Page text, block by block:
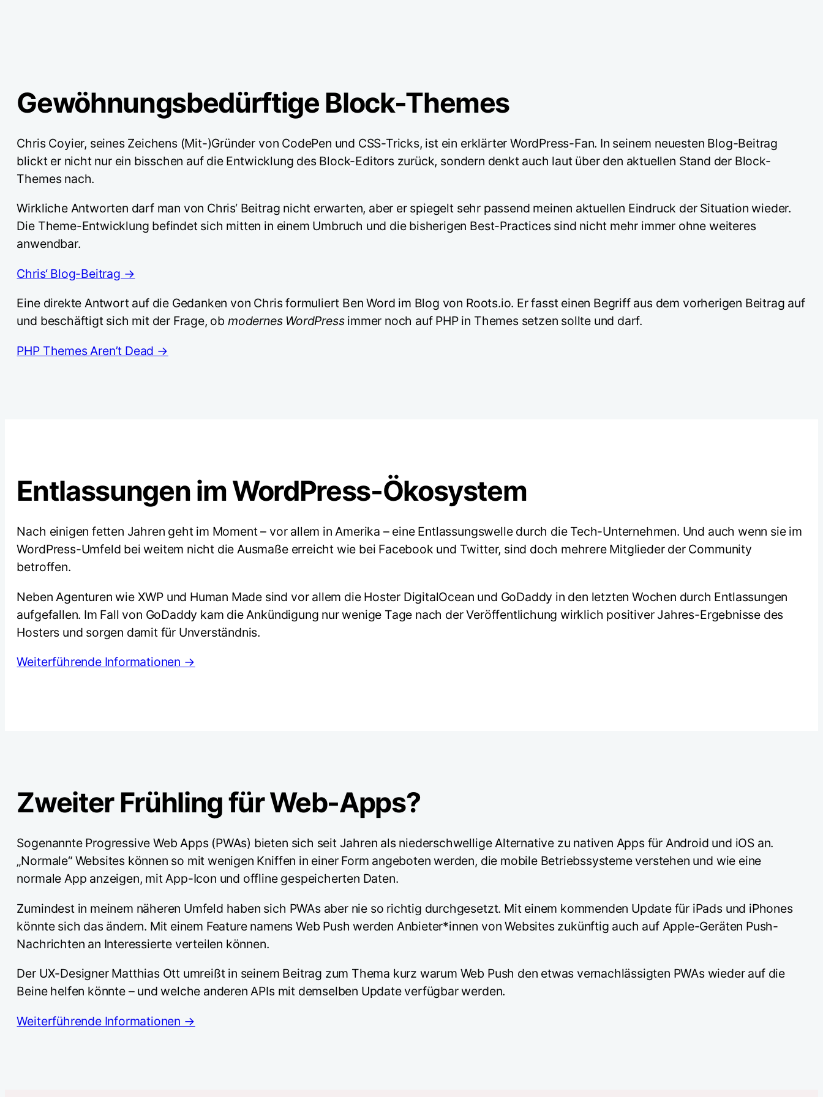
Gewöhnungsbedürftige Block-Themes
Chris Coyier, seines Zeichens (Mit-)Gründer von CodePen und CSS-Tricks, ist ein erklärter WordPress-Fan. In seinem neuesten Blog-Beitrag
blickt er nicht nur ein bisschen auf die Entwicklung des Block-Editors zurück, sondern denkt auch laut über den aktuellen Stand der Block-
Themes nach.
Wirkliche Antworten darf man von Chris‘ Beitrag nicht erwarten, aber er spiegelt sehr passend meinen aktuellen Eindruck der Situation wieder.
Die Theme-Entwicklung befindet sich mitten in einem Umbruch und die bisherigen Best-Practices sind nicht mehr immer ohne weiteres
anwendbar.
Chris‘ Blog-Beitrag →
Eine direkte Antwort auf die Gedanken von Chris formuliert Ben Word im Blog von Roots.io. Er fasst einen Begriff aus dem vorherigen Beitrag auf
und beschäftigt sich mit der Frage, ob modernes WordPressimmer noch auf PHP in Themes setzen sollte und darf.
PHP Themes Aren’t Dead →
Entlassungen im WordPress-Ökosystem
Nach einigen fetten Jahren geht im Moment – vor allem in Amerika – eine Entlassungswelle durch die Tech-Unternehmen. Und auch wenn sie im
WordPress-Umfeld bei weitem nicht die Ausmaße erreicht wie bei Facebook und Twitter, sind doch mehrere Mitglieder der Community
betroffen.
Neben Agenturen wie XWP und Human Made sind vor allem die Hoster DigitalOcean und GoDaddy in den letzten Wochen durch Entlassungen
aufgefallen. Im Fall von GoDaddy kam die Ankündigung nur wenige Tage nach der Veröffentlichung wirklich positiver Jahres-Ergebnisse des
Hosters und sorgen damit für Unverständnis.
Weiterführende Informationen →
Zweiter Frühling für Web-Apps?
Sogenannte Progressive Web Apps (PWAs) bieten sich seit Jahren als niederschwellige Alternative zu nativen Apps für Android und iOS an.
„Normale“ Websites können so mit wenigen Kniffen in einer Form angeboten werden, die mobile Betriebssysteme verstehen und wie eine
normale App anzeigen, mit App-Icon und offline gespeicherten Daten.
Zumindest in meinem näheren Umfeld haben sich PWAs aber nie so richtig durchgesetzt. Mit einem kommenden Update für iPads und iPhones
könnte sich das ändern. Mit einem Feature namens Web Push werden Anbieter*innen von Websites zukünftig auch auf Apple-Geräten Push-
Nachrichten an Interessierte verteilen können.
Der UX-Designer Matthias Ott umreißt in seinem Beitrag zum Thema kurz warum Web Push den etwas vernachlässigten PWAs wieder auf die
Beine helfen könnte – und welche anderen APIs mit demselben Update verfügbar werden.
Weiterführende Informationen →